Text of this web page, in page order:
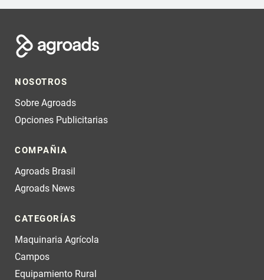
NOSOTROS
Sobre Agroads
Opciones Publicitarias
COMPAÑIA
Agroads Brasil
Agroads News
CATEGORÍAS
Maquinaria Agrícola
Campos
Equipamiento Rural